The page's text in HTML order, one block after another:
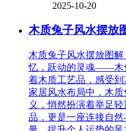
2025-10-20
木质兔子风水摆放
木质兔子风水摆放图
忆，跃动的灵魂——木
着木质工艺品，感受
家居风水布局中，木
义，悄然扮演着举足
品，更是一座连接自